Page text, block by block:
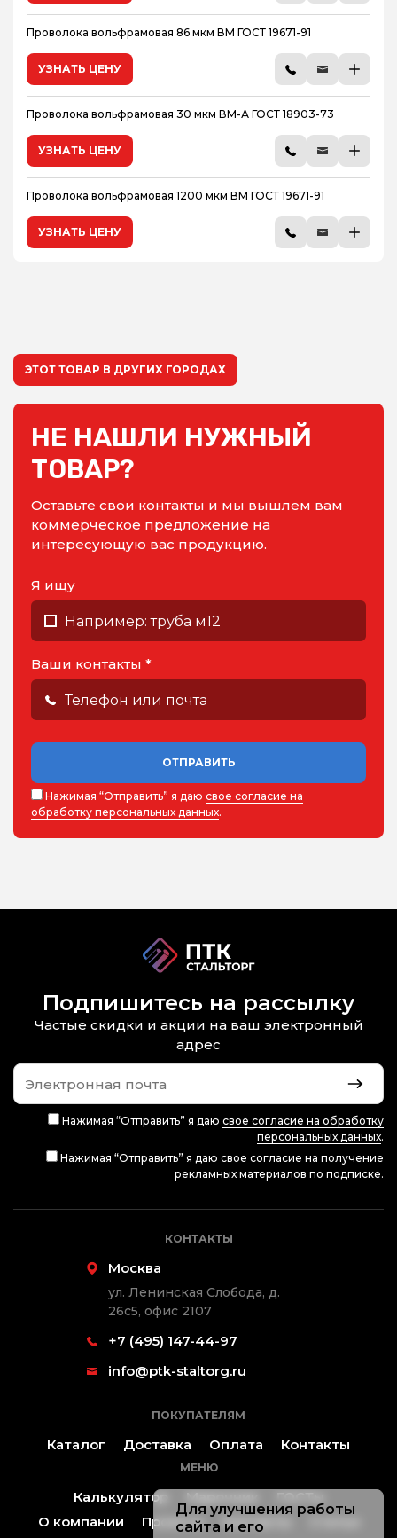
Проволока вольфрамовая 86 мкм ВМ ГОСТ 19671-91
УЗНАТЬ ЦЕНУ
Проволока вольфрамовая 30 мкм ВМ-А ГОСТ 18903-73
УЗНАТЬ ЦЕНУ
Проволока вольфрамовая 1200 мкм ВМ ГОСТ 19671-91
УЗНАТЬ ЦЕНУ
ЭТОТ ТОВАР В ДРУГИХ ГОРОДАХ
НЕ НАШЛИ НУЖНЫЙ
ТОВАР?
Оставьте свои контакты и мы вышлем вам
коммерческое предложение на
интересующую вас продукцию.
Я ищу
Ваши контакты *
ОТПРАВИТЬ
Нажимая “Отправить” я даю свое согласие на
обработку персональных данных.
Подпишитесь на рассылку
Частые скидки и акции на ваш электронный
адрес
Нажимая “Отправить” я даю свое согласие на обработку
персональных данных.
Нажимая “Отправить” я даю свое согласие на получение
рекламных материалов по подписке.
КОНТАКТЫ
Москва
ул. Ленинская Слобода, д.
26с5, офис 2107
+7 (495) 147-44-97
info@ptk-staltorg.ru
ПОКУПАТЕЛЯМ
Каталог Доставка Оплата Контакты
МЕНЮ
Калькулятор
О компании
Проекты Контакты
Для улучшения работы
сайта и его